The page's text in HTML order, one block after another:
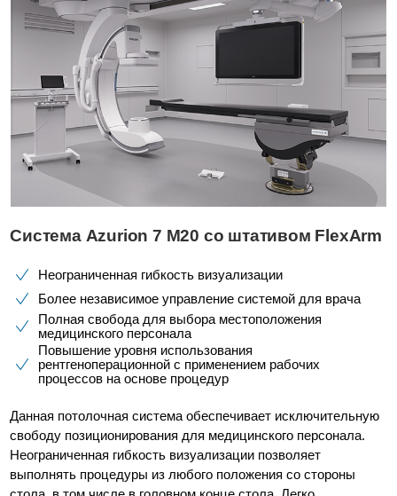
Система Azurion 7 М20 со штативом FlexArm
Неограниченная гибкость визуализации
Более независимое управление системой для врача
Полная свобода для выбора местоположения
медицинского персонала
Повышение уровня использования
рентгеноперационной с применением рабочих
процессов на основе процедур
Данная потолочная система обеспечивает исключительную
свободу позиционирования для медицинского персонала.
Неограниченная гибкость визуализации позволяет
выполнять процедуры из любого положения со стороны